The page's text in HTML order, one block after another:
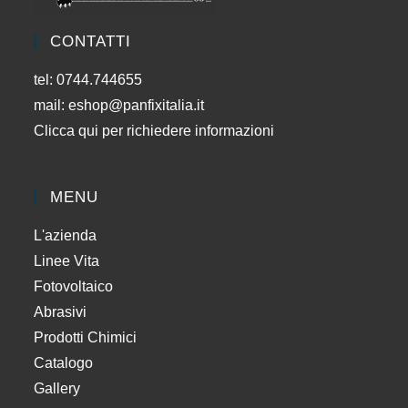
CONTATTI
tel: 0744.744655
mail:eshop@panfixitalia.it
Clicca qui per richiedere informazioni
MENU
L'azienda
Linee Vita
Fotovoltaico
Abrasivi
Prodotti Chimici
Catalogo
Gallery